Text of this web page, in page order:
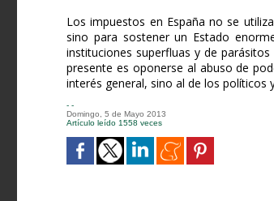
Los impuestos en España no se
sino para sostener un Estado
instituciones superfluas y de
presente es oponerse al abuso de
interés general, sino al de los políticos
- -
Domingo, 5 de Mayo 2013
Artículo leído 1558 veces